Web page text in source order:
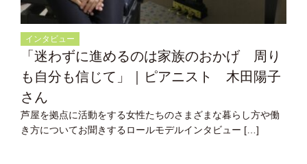
インタビュー
「迷わずに進めるのは家族のおかげ 周り
も自分も信じて」｜ピアニスト 木田陽子
さん
芦屋を拠点に活動をする女性たちのさまざまな暮らし方や働
き方についてお聞きするロールモデルインタビュー […]